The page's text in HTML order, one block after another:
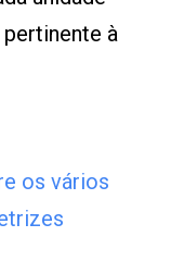
à
os vários